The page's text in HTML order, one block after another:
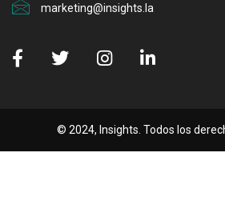
marketing@insights.la
© 2024, Insights. Todos los